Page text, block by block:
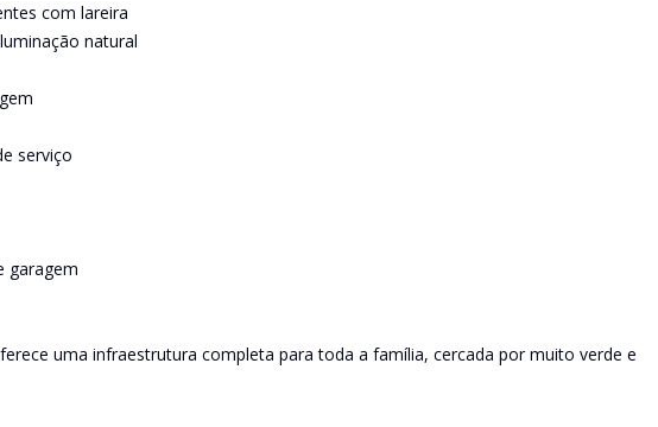
com lareira
natural
serviço
garagem
uma infraestrutura completa para toda a família, cercada por muito verde e